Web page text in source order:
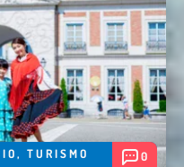
, TURISMO 0